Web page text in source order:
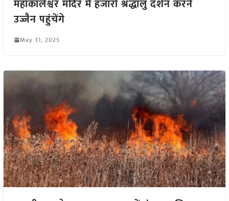
महाकालेश्वर मंदिर में हजारों श्रद्धालु दर्शन करने
उज्जैन पहुंचेंगे
May 31, 2025